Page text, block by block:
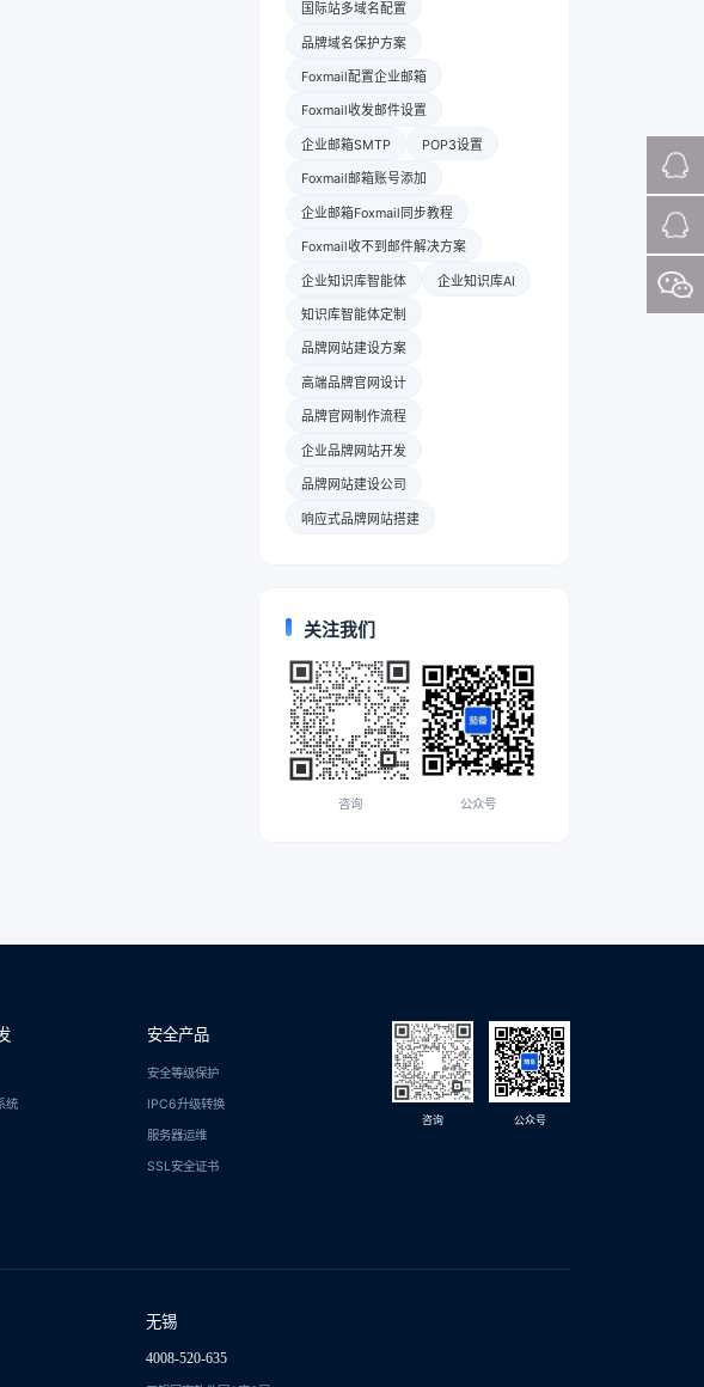
国际站多域名配置
品牌域名保护方案
Foxmail配置企业邮箱
Foxmail收发邮件设置
企业邮箱SMTP POP3设置
Foxmail邮箱账号添加
企业邮箱Foxmail同步教程
Foxmail收不到邮件解决方案
企业知识库智能体 企业知识库AI
知识库智能体定制
品牌网站建设方案
高端品牌官网设计
品牌官网制作流程
企业品牌网站开发
品牌网站建设公司
响应式品牌网站搭建
关注我们
咨询 公众号
统
安全产品
安全等级保护
IPC6升级转换
服务器运维
SSL安全证书
咨询 公众号
无锡
4008-520-635